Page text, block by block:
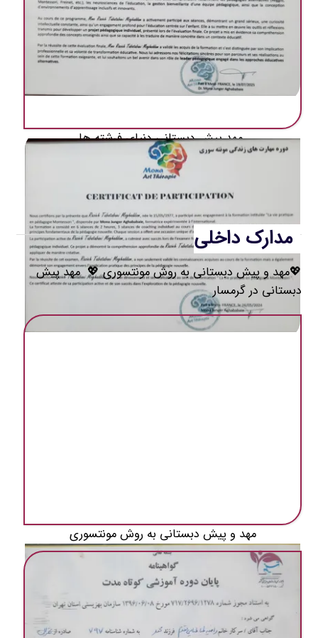
مهد ‌پیش دبستانی دنیای فرشته ها
مدارک داخلی
💖مهد و پیش دبستانی به روش مونتسوری 💖 مهد ‌پیش
دبستانی در گرمسار
مهد و پیش دبستانی به روش مونتسوری